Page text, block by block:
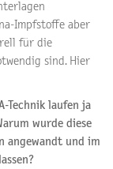
Impfstoffe aber
für die
sind. Hier
Technik laufen ja
wurde diese
angewandt und im